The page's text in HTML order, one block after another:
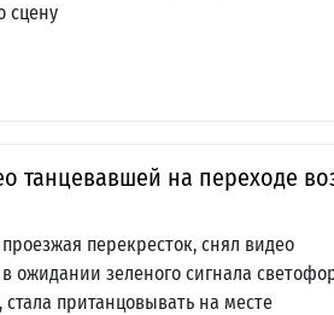
сцену
танцевавшей на переходе
перекресток, снял видео
ожидании зеленого сигнала
пританцовывать на месте